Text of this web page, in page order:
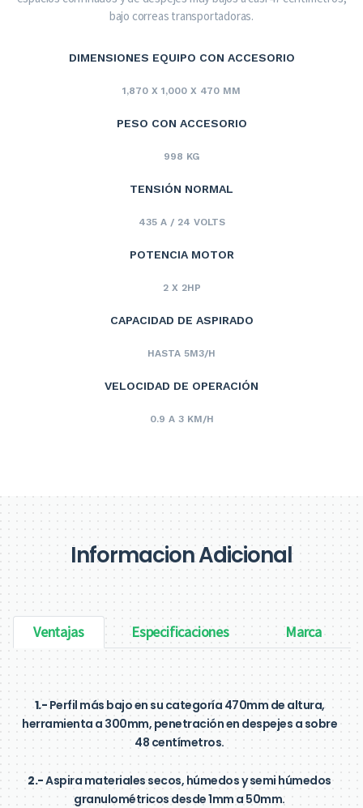
bajo correas transportadoras.
DIMENSIONES EQUIPO CON ACCESORIO
1,870 X 1,000 X 470 MM
PESO CON ACCESORIO
998 KG
TENSIÓN NORMAL
435 A / 24 VOLTS
POTENCIA MOTOR
2 X 2HP
CAPACIDAD DE ASPIRADO
HASTA 5M3/H
VELOCIDAD DE OPERACIÓN
0.9 A 3 KM/H
Informacion Adicional
Ventajas Especificaciones Marca
1.- Perfil más bajo en su categoría 470mm de altura,
herramienta a 300mm, penetración en despejes a sobre
48 centímetros.
2.-Aspira materiales secos, húmedos y semi húmedos
granulométricos desde 1mm a 50mm.